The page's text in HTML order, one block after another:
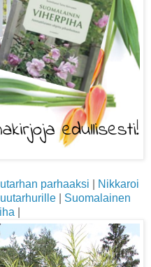
parhaaksi
Nikkaroi
Suomalainen